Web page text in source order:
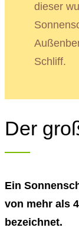
dieser
Schliff.
Der
Ein
von mehr als
bezeichnet.